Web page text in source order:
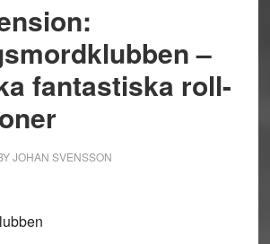
–
fantastiska roll-
JOHAN SVENSSON